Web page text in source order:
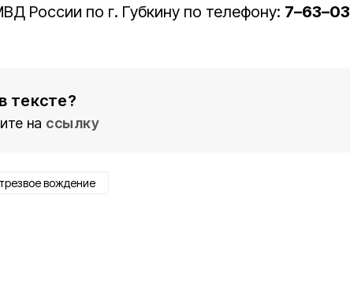
России по г. Губкину по телефону: 7–63–03
тексте?
на ссылку
вождение